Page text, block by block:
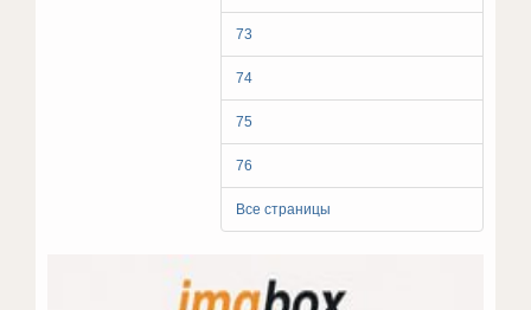
73
74
75
76
Все страницы